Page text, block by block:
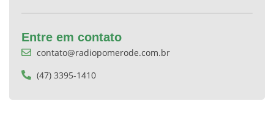
Entre em contato
contato@radiopomerode.com.br
(47) 3395-1410